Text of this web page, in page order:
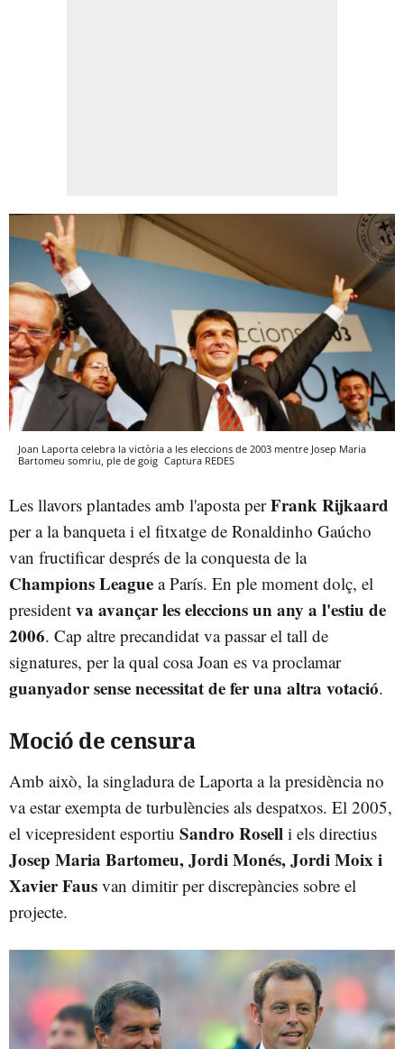
Joan Laporta celebra la victòria a les eleccions de 2003 mentre Josep Maria
Bartomeu somriu, ple de goig Captura REDES
Les llavors plantades amb l'aposta perFrank Rijkaard
per a la banqueta i el fitxatge de Ronaldinho Gaúcho
van fructificar després de la conquesta de la
Champions League a París. En ple moment dolç, el
president va avançar les eleccions un any a l'estiu de
2006. Cap altre precandidat va passar el tall de
signatures, per la qual cosa Joan es va proclamar
guanyador sense necessitat de fer una altra votació.
Moció de censura
Amb això, la singladura de Laporta a la presidència no
va estar exempta de turbulències als despatxos. El 2005,
el vicepresident esportiu Sandro Rosell i els directius
Josep Maria Bartomeu, Jordi Monés, Jordi Moix i
Xavier Faus van dimitir per discrepàncies sobre el
projecte.